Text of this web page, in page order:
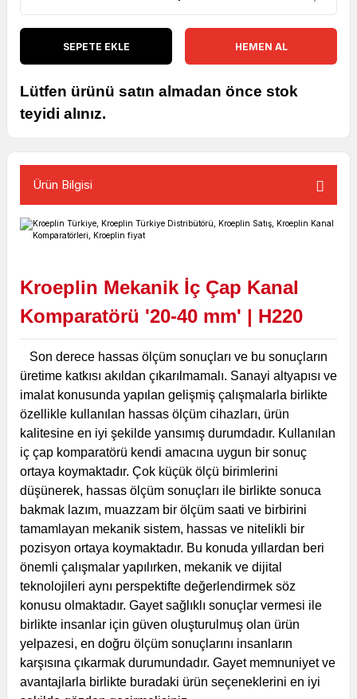
SEPETE EKLE HEMEN AL
Lütfen ürünü satın almadan önce stok
teyidi alınız.
Ürün Bilgisi
Kroeplin Mekanik İç Çap Kanal
Komparatörü '20-40 mm' | H220
Son derece hassas ölçüm sonuçları ve bu sonuçların
üretime katkısı akıldan çıkarılmamalı. Sanayi altyapısı ve
imalat konusunda yapılan gelişmiş çalışmalarla birlikte
özellikle kullanılan hassas ölçüm cihazları, ürün
kalitesine en iyi şekilde yansımış durumdadır. Kullanılan
iç çap komparatörü kendi amacına uygun bir sonuç
ortaya koymaktadır. Çok küçük ölçü birimlerini
düşünerek, hassas ölçüm sonuçları ile birlikte sonuca
bakmak lazım, muazzam bir ölçüm saati ve birbirini
tamamlayan mekanik sistem, hassas ve nitelikli bir
pozisyon ortaya koymaktadır. Bu konuda yıllardan beri
önemli çalışmalar yapılırken, mekanik ve dijital
teknolojileri aynı perspektifte değerlendirmek söz
konusu olmaktadır. Gayet sağlıklı sonuçlar vermesi ile
birlikte insanlar için güven oluşturulmuş olan ürün
yelpazesi, en doğru ölçüm sonuçlarını insanların
karşısına çıkarmak durumundadır. Gayet memnuniyet ve
avantajlarla birlikte buradaki ürün seçeneklerini en iyi